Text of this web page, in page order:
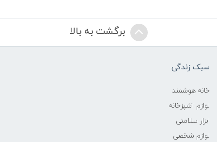
برگشت به بالا
سبک زندگی
خانه هوشمند
لوازم آشپزخانه
ابزار سلامتی
لوازم شخصی